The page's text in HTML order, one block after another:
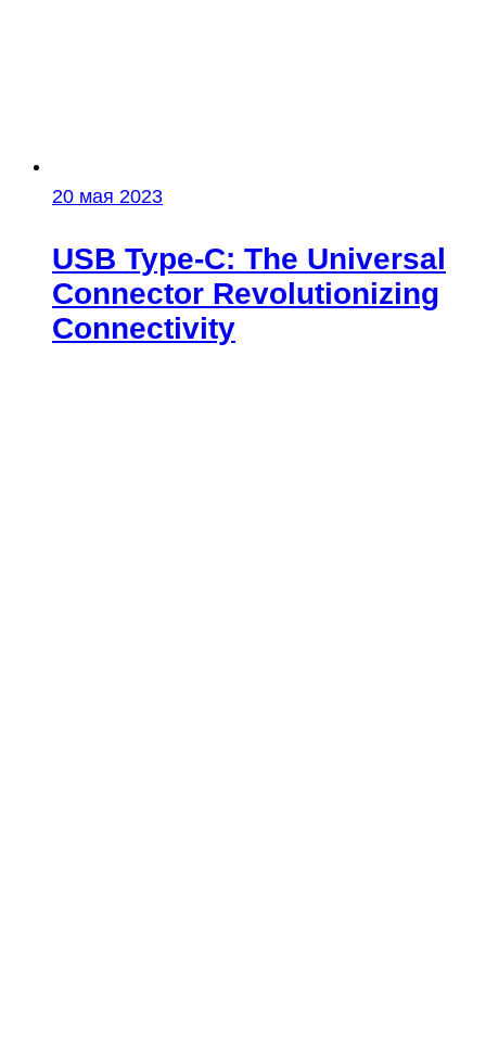
20 мая 2023
USB Type‑C: The Universal
Connector Revolutionizing
Connectivity